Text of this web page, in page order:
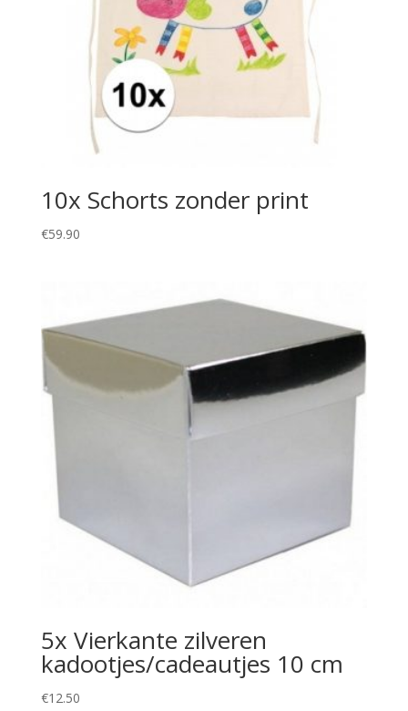
10x Schorts zonder print
€59.90
5x Vierkante zilveren
kadootjes/cadeautjes 10 cm
€12.50